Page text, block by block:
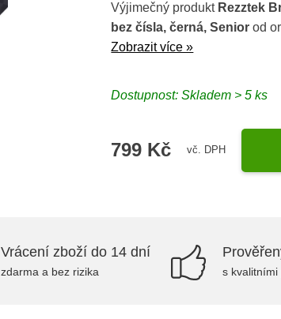
Výjimečný produkt Rezztek
bez čísla, černá, Senior od
Zobrazit více »
Dostupnost: Skladem > 5 ks
799 Kč vč. DPH
Vrácení zboží do 14 dní
zdarma a bez rizika s kvalitními